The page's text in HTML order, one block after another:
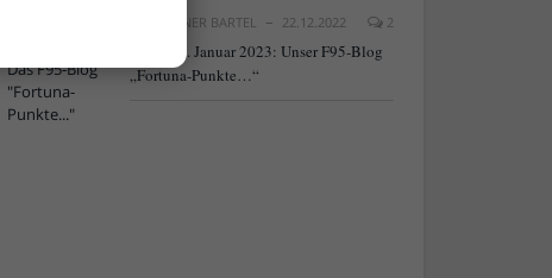
RAINER BARTEL 22.12.2022 2
Neu ab 9. Januar 2023: Unser F95-Blog
„Fortuna-Punkte…“